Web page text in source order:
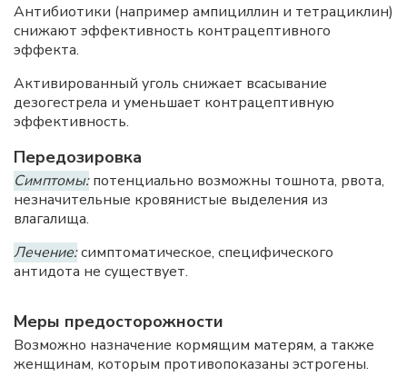
Антибиотики (например ампициллин и тетрациклин)
снижают эффективность контрацептивного
эффекта.
Активированный уголь снижает всасывание
дезогестрела и уменьшает контрацептивную
эффективность.
Передозировка
Симптомы:потенциально возможны тошнота, рвота,
незначительные кровянистые выделения из
влагалища.
Лечение:симптоматическое, специфического
антидота не существует.
Меры предосторожности
Возможно назначение кормящим матерям, а также
женщинам, которым противопоказаны эстрогены.